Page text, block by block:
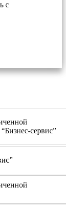
с
сервис”